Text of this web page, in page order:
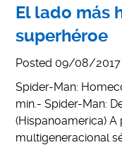
El lado más
superhéroe
Posted 09/08/2017
Spider-Man:
min.- Spider-Man:
(Hispanoamerica)
multigeneracional